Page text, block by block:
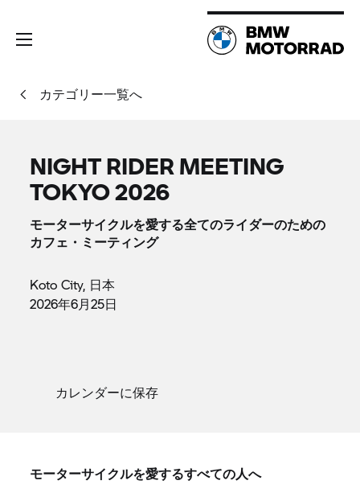
カテゴリー一覧へ
NIGHT RIDER MEETING
TOKYO 2026
モーターサイクルを愛する全てのライダーのための
カフェ・ミーティング
Koto City, 日本
2026年6月25日
カレンダーに保存
モーターサイクルを愛するすべての人へ